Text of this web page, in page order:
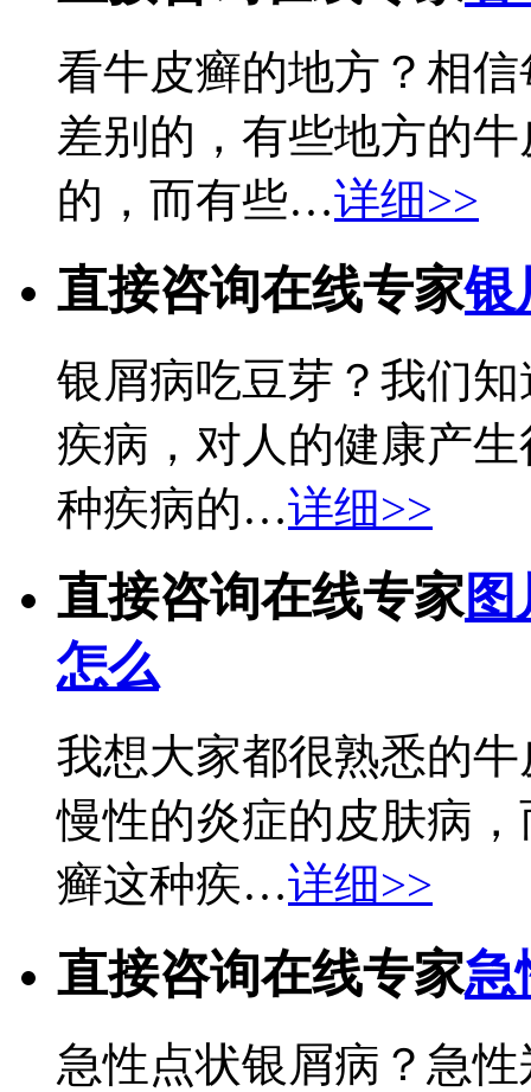
看牛皮癣的地方？相
差别的，有些地方的
的，而有些…详细>>
直接咨询在线专家银
银屑病吃豆芽？我们
疾病，对人的健康产
种疾病的…详细>>
直接咨询在线专家图
怎么
我想大家都很熟悉的
慢性的炎症的皮肤病
癣这种疾…详细>>
直接咨询在线专家急
急性点状银屑病？急